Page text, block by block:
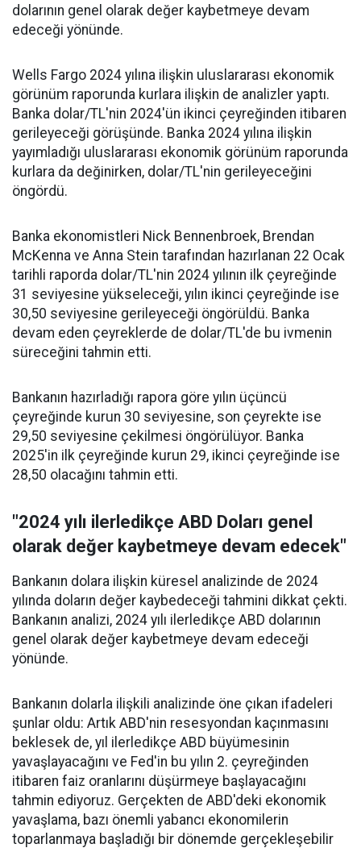
dolarının genel olarak değer kaybetmeye devam
edeceği yönünde.
Wells Fargo 2024 yılına ilişkin uluslararası ekonomik
görünüm raporunda kurlara ilişkin de analizler yaptı.
Banka dolar/TL'nin 2024'ün ikinci çeyreğinden itibaren
gerileyeceği görüşünde. Banka 2024 yılına ilişkin
yayımladığı uluslararası ekonomik görünüm raporunda
kurlara da değinirken, dolar/TL'nin gerileyeceğini
öngördü.
Banka ekonomistleri Nick Bennenbroek, Brendan
McKenna ve Anna Stein tarafından hazırlanan 22 Ocak
tarihli raporda dolar/TL'nin 2024 yılının ilk çeyreğinde
31 seviyesine yükseleceği, yılın ikinci çeyreğinde ise
30,50 seviyesine gerileyeceği öngörüldü. Banka
devam eden çeyreklerde de dolar/TL'de bu ivmenin
süreceğini tahmin etti.
Bankanın hazırladığı rapora göre yılın üçüncü
çeyreğinde kurun 30 seviyesine, son çeyrekte ise
29,50 seviyesine çekilmesi öngörülüyor. Banka
2025'in ilk çeyreğinde kurun 29, ikinci çeyreğinde ise
28,50 olacağını tahmin etti.
"2024 yılı ilerledikçe ABD Doları genel
olarak değer kaybetmeye devam edecek"
Bankanın dolara ilişkin küresel analizinde de 2024
yılında doların değer kaybedeceği tahmini dikkat çekti.
Bankanın analizi, 2024 yılı ilerledikçe ABD dolarının
genel olarak değer kaybetmeye devam edeceği
yönünde.
Bankanın dolarla ilişkili analizinde öne çıkan ifadeleri
şunlar oldu: Artık ABD'nin resesyondan kaçınmasını
beklesek de, yıl ilerledikçe ABD büyümesinin
yavaşlayacağını ve Fed'in bu yılın 2. çeyreğinden
itibaren faiz oranlarını düşürmeye başlayacağını
tahmin ediyoruz. Gerçekten de ABD'deki ekonomik
yavaşlama, bazı önemli yabancı ekonomilerin
toparlanmaya başladığı bir dönemde gerçekleşebilir